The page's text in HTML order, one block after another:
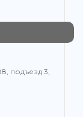
подъезд 3,